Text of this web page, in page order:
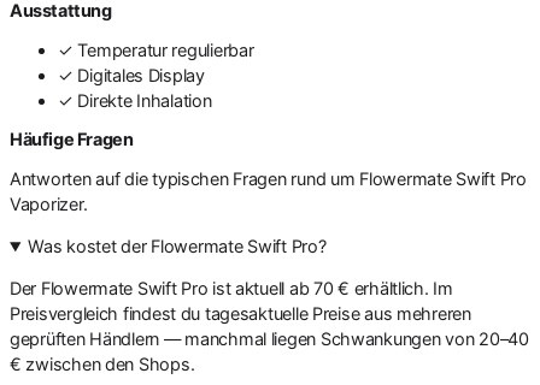
Ausstattung
✓ Temperatur regulierbar
✓ Digitales Display
✓ Direkte Inhalation
Häufige Fragen
Antworten auf die typischen Fragen rund um Flowermate Swift Pro
Vaporizer.
Was kostet der Flowermate Swift Pro?
Der Flowermate Swift Pro ist aktuell ab 70 € erhältlich. Im
Preisvergleich findest du tagesaktuelle Preise aus mehreren
geprüften Händlern — manchmal liegen Schwankungen von 20–40
€ zwischen den Shops.